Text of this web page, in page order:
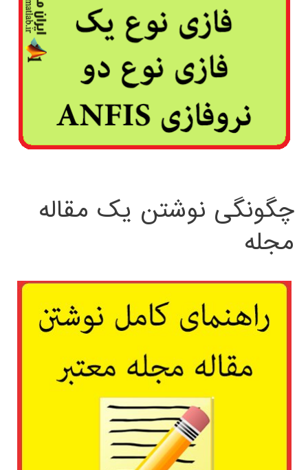
چگونگی نوشتن یک مقاله
مجله